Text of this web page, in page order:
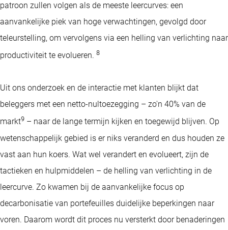
patroon zullen volgen als de meeste leercurves: een
aanvankelijke piek van hoge verwachtingen, gevolgd door
teleurstelling, om vervolgens via een helling van verlichting naar
productiviteit te evolueren. 8
Uit ons onderzoek en de interactie met klanten blijkt dat
beleggers met een netto-nultoezegging – zo'n 40% van de
markt9 – naar de lange termijn kijken en toegewijd blijven. Op
wetenschappelijk gebied is er niks veranderd en dus houden ze
vast aan hun koers. Wat wel verandert en evolueert, zijn de
tactieken en hulpmiddelen – de helling van verlichting in de
leercurve. Zo kwamen bij de aanvankelijke focus op
decarbonisatie van portefeuilles duidelijke beperkingen naar
voren. Daarom wordt dit proces nu versterkt door benaderingen